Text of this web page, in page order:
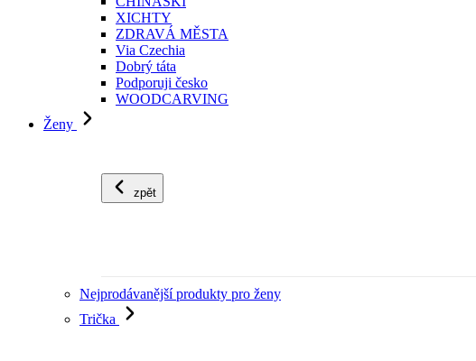
XICHTY
ZDRAVÁ MĚSTA
Via Czechia
Dobrý táta
Podporuji česko
WOODCARVING
Ženy
zpět
Nejprodávanější produkty pro ženy
Trička